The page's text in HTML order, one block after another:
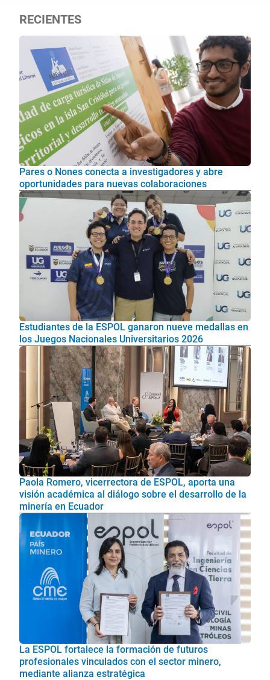
RECIENTES
Pares o Nones conecta a investigadores y abre
oportunidades para nuevas colaboraciones
Estudiantes de la ESPOL ganaron nueve medallas en
los Juegos Nacionales Universitarios 2026
Paola Romero, vicerrectora de ESPOL, aporta una
visión académica al diálogo sobre el desarrollo de la
minería en Ecuador
La ESPOL fortalece la formación de futuros
profesionales vinculados con el sector minero,
mediante alianza estratégica